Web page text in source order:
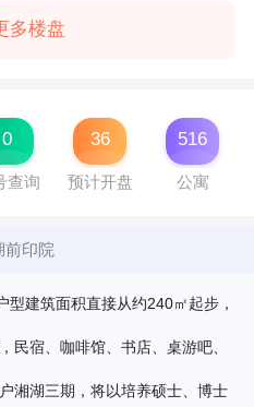
多楼盘
0
查询
36
预计开盘
516
公寓
前印院
建筑面积直接从约240㎡起步，
民宿、咖啡馆、书店、桌游吧、
湘湖三期，将以培养硕士、博士